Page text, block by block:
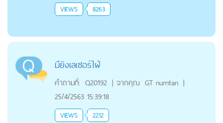
VIEWS 8263
มียิงเลเซอร์ไฝ่
คำถามที่: Q20192 | จากคุณ GT numtan |
25/4/2563 15:39:18
VIEWS 2212